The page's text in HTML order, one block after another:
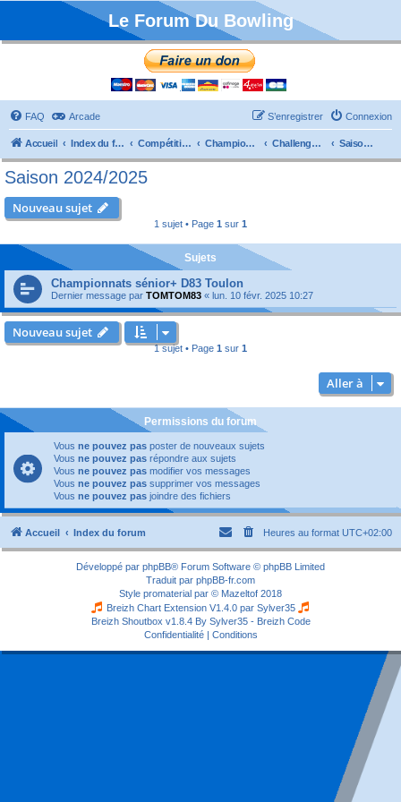
Le Forum Du Bowling
FAQ Arcade Connexion
S’enregistrer
Accueil Index du forum Compétitions Championnats de France Challenge Vétérans Saison 2024/2025
Saison 2024/2025
Nouveau sujet
1 sujet • Page 1 sur 1
Sujets
Championnats sénior+ D83 Toulon
Dernier message par TOMTOM83 « lun. 10 févr. 2025 10:27
Nouveau sujet
1 sujet • Page 1 sur 1
Aller à
Permissions du forum
Vous ne pouvez pas poster de nouveaux sujets
Vous ne pouvez pas répondre aux sujets
Vous ne pouvez pas modifier vos messages
Vous ne pouvez pas supprimer vos messages
Vous ne pouvez pas joindre des fichiers
Accueil Index du forum Heures au format UTC+02:00
Développé par phpBB® Forum Software © phpBB Limited
Traduit par phpBB-fr.com
Style promaterial par © Mazeltof 2018
Breizh Chart Extension V1.4.0 par Sylver35
Breizh Shoutbox v1.8.4 By Sylver35 - Breizh Code
Confidentialité| Conditions